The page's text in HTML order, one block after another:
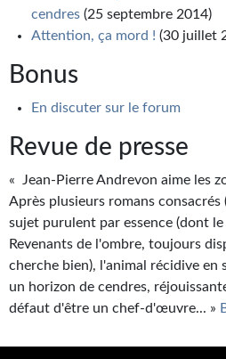
Soumettre un manuscrit
cendres (25 septembre 2014)
Attention, ça mord ! (30 juillet
Bonus
En discuter sur le forum
Revue de presse
« Jean-Pierre Andrevon aime les
Après plusieurs romans consacrés
sujet purulent par essence (dont le
Revenants de l'ombre, toujours
cherche bien), l'animal récidive en
un horizon de cendres,
défaut d'être un chef-d'œuvre... »